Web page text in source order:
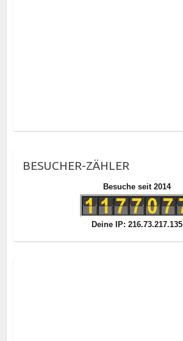
BESUCHER-ZÄHLER
Besuche seit 2014
Deine IP: 216.73.217.135